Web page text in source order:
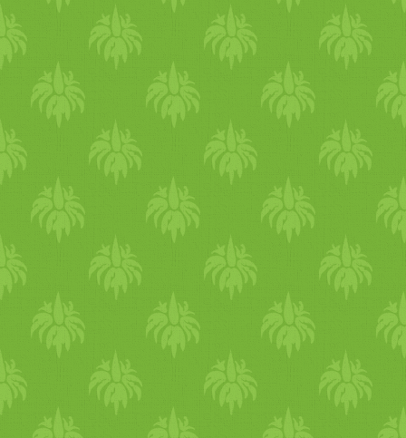
szegfűszeget és a
is, majd folyamatosan
rázogatva addig pirítjuk,
intenzív illatuk nem lesz.
Amint elkészültünk, a
fűszereket azonnal kiöntjük
egy tányérra, hogy a
hőjétől ne piruljanak tovább
és ne keseredjenek meg.